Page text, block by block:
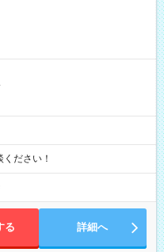
ださい！
る 詳細へ